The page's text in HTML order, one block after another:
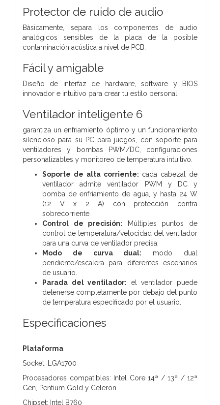
Protector de ruido de audio
Básicamente, separa los componentes de audio
analógicos sensibles de la placa de la posible
contaminación acústica a nivel de PCB.
Fácil y amigable
Diseño de interfaz de hardware, software y BIOS
innovador e intuitivo para crear tu estilo personal.
Ventilador inteligente 6
garantiza un enfriamiento óptimo y un funcionamiento
silencioso para su PC para juegos, con soporte para
ventiladores y bombas PWM/DC, configuraciones
personalizables y monitoreo de temperatura intuitivo.
Soporte de alta corriente: cada cabezal de
ventilador admite ventilador PWM y DC y
bomba de enfriamiento de agua, y hasta 24 W
(12 V x 2 A) con protección contra
sobrecorriente.
Control de precisión: Múltiples puntos de
control de temperatura/velocidad del ventilador
para una curva de ventilador precisa.
Modo de curva dual: modo dual
pendiente/escalera para diferentes escenarios
de usuario.
Parada del ventilador: el ventilador puede
detenerse completamente por debajo del punto
de temperatura especificado por el usuario.
Especificaciones
Plataforma
Socket: LGA1700
Procesadores compatibles: Intel Core 14ª / 13ª / 12ª
Gen, Pentium Gold y Celeron
Chipset: Intel B760